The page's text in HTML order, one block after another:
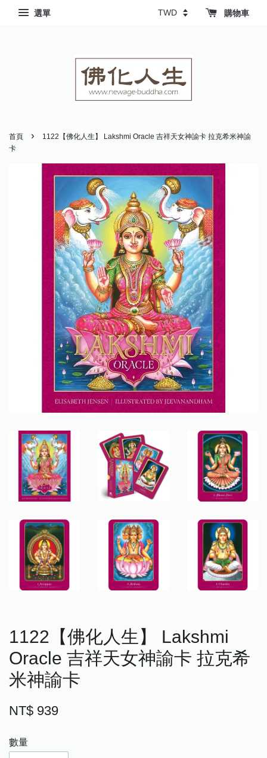
選單 購物車
首頁 ›
1122【佛化人生】 Lakshmi Oracle 吉祥天女神諭卡 拉克希米神諭
卡
1122【佛化人生】 Lakshmi
Oracle 吉祥天女神諭卡 拉克希
米神諭卡
NT$ 939
數量